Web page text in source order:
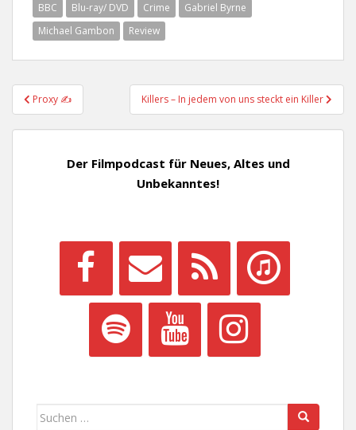
BBC Blu-ray/ DVD Crime
Gabriel Byrne
Michael Gambon
Review
Beitragsnavigation
Proxy ✍ Killers – In jedem von uns steckt ein Killer
Der Filmpodcast für Neues, Altes und
Unbekanntes!
Suchen